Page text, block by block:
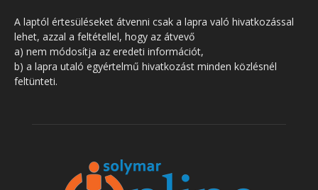
A laptól értesüléseket átvenni csak a lapra való hivatkozással
lehet, azzal a feltétellel, hogy az átvevő
a) nem módosítja az eredeti információt,
b) a lapra utaló egyértelmű hivatkozást minden közlésnél
feltünteti.